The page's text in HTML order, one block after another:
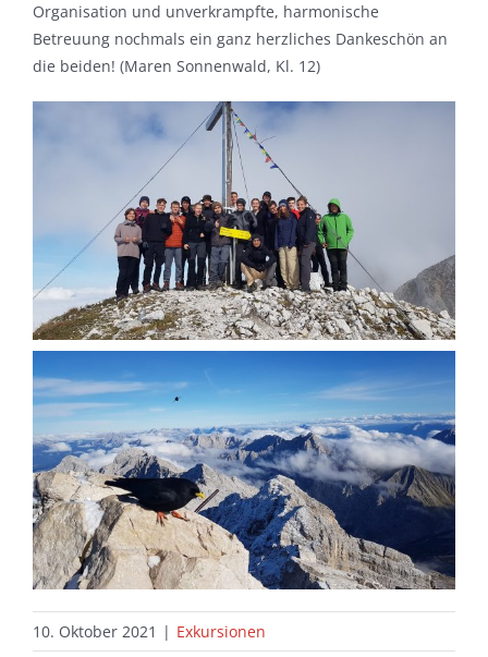
Organisation und unverkrampfte, harmonische
Betreuung nochmals ein ganz herzliches Dankeschön an
die beiden! (Maren Sonnenwald, Kl. 12)
10. Oktober 2021 | Exkursionen